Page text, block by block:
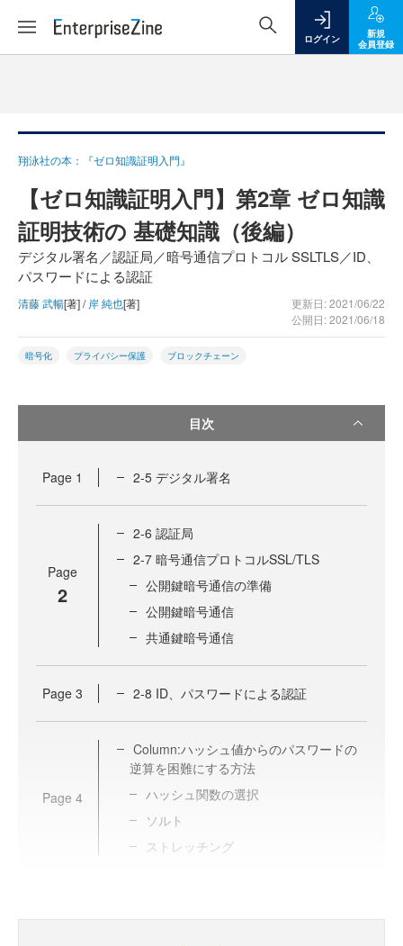
ログイン
新規
会員登録
翔泳社の本：『ゼロ知識証明入門』
【ゼロ知識証明入門】第2章 ゼロ知識
証明技術の 基礎知識（後編）
デジタル署名／認証局／暗号通信プロトコル SSLTLS／ID、
パスワードによる認証
清藤 武暢[著] / 岸 純也[著]
更新日: 2021/06/22
公開日: 2021/06/18
暗号化 プライバシー保護 ブロックチェーン
目次
Page 1 2-5 デジタル署名
Page
2
2-6 認証局
2-7 暗号通信プロトコルSSL/TLS
公開鍵暗号通信の準備
公開鍵暗号通信
共通鍵暗号通信
Page 3 2-8 ID、パスワードによる認証
Page 4
Column:ハッシュ値からのパスワードの
逆算を困難にする方法
ハッシュ関数の選択
ソルト
ストレッチング